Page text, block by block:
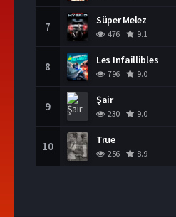
7 Süper Melez
476 9.1
8 Les Infaillibles
796 9.0
9 Şair
230 9.0
10 True
256 8.9